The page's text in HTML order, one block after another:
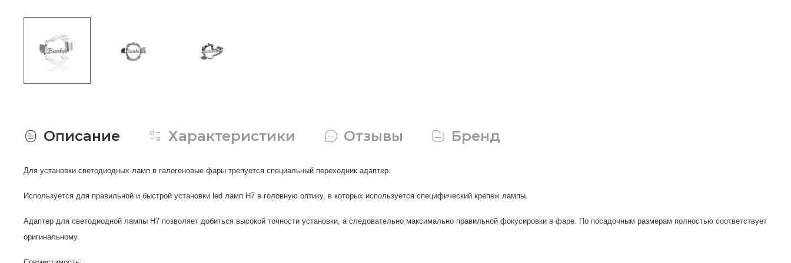
Описание Характеристики Отзывы Бренд
Для установки светодиодных ламп в галогеновые фары трепуется специальный переходник адаптер.
Используется для правильной и быстрой установки led ламп Н7 в головную оптику, в которых используется специфический крепеж лампы.
Адаптер для светодиодной лампы H7 позволяет добиться высокой точности установки, а следовательно максимально правильной фокусировки в фаре. По посадочным размерам полностью соответствует
оригинальному.